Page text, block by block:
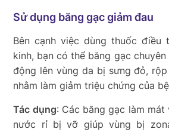
Sử dụng băng gạc giảm đau
Bên cạnh việc dùng thuốc điều
kinh, bạn có thể băng gạc
động lên vùng da bị sưng đỏ,
nhằm làm giảm triệu chứng của
Tác dụng: Các băng gạc làm mát
nước rỉ bị vỡ giúp vùng bị